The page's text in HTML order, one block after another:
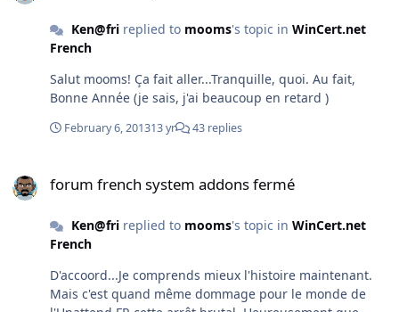
Ken@frireplied to mooms's topic in WinCert.net
French
Salut mooms! Ça fait aller...Tranquille, quoi. Au fait,
Bonne Année (je sais, j'ai beaucoup en retard )
February 6, 201313 yr 43 replies
forum french system addons fermé
Ken@frireplied to mooms's topic in WinCert.net
French
D'accoord...Je comprends mieux l'histoire maintenant.
Mais c'est quand même dommage pour le monde de